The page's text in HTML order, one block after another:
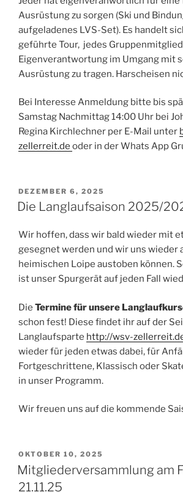
Ausrüstung zu sorgen (Ski und
aufgeladenes LVS-Set). Es handelt
geführte Tour, jedes
Eigenverantwortung im Umgang mit
Ausrüstung zu tragen. Harscheisen
Bei Interesse Anmeldung bitte bis
Samstag Nachmittag 14:00 Uhr bei
Regina Kirchlechner per E-Mail unter
zellerreit.de oder in der Whats App
VERÖFFENTLICHT
AM
DEZEMBER 6, 2025
Die Langlaufsaison 2025/
Wir hoffen, dass wir bald wieder mit
gesegnet werden und wir uns wieder
heimischen Loipe austoben können.
ist unser Spurgerät auf jeden Fall
Die Termine für unsere
schon fest! Diese findet ihr auf der
Langlaufsparte http://wsv-
wieder für jeden etwas dabei, für
Fortgeschrittene, Klassisch oder
in unser Programm.
Wir freuen uns auf die kommende
VERÖFFENTLICHT
AM
OKTOBER 10, 2025
Mitgliederversammlung am
21.11.25